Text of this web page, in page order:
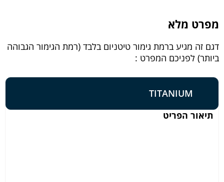
מפרט מלא
דגם זה מגיע ברמת גימור טיטניום בלבד (רמת הגימור הגבוהה
ביותר) לפניכם המפרט :
TITANIUM
תיאור הפריט